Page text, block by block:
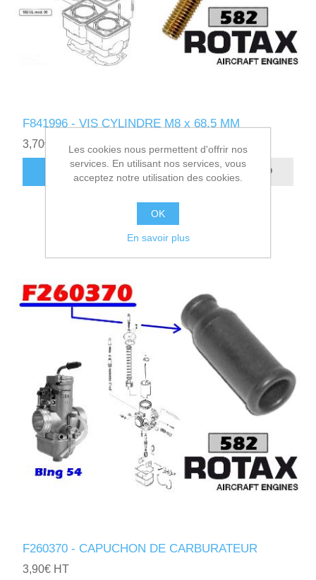
F841996 - VIS CYLINDRE M8 x 68.5 MM
3,70€ HT
AJOUTER AU PANIER
F260370 - CAPUCHON DE CARBURATEUR
3,90€ HT
Les cookies nous permettent d'offrir nos
services. En utilisant nos services, vous
acceptez notre utilisation des cookies.
OK
En savoir plus